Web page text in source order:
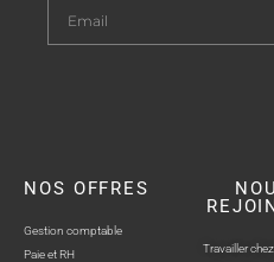
NOS OFFRES
Gestion comptable
Paie et RH
Travailler